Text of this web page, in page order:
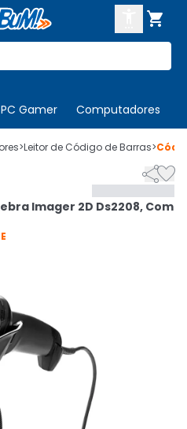

PC Gamer Computadores
SE
>Leitor de Código de Barras>

Imager 2D Ds2208, Com